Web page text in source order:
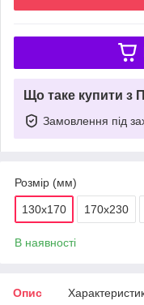
Що таке купити з
Замовлення під
Розмір (мм)
130х170 170х230
В наявності
Опис